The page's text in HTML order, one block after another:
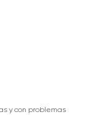
y con problemas